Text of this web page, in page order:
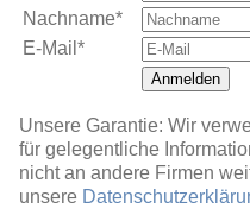
Nachname*
E-Mail*
Anmelden
Unsere Garantie: Wir
für gelegentliche
nicht an andere Firmen
unsere